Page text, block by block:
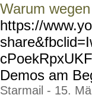
Warum
https://
Demos am
Starmail - 15.